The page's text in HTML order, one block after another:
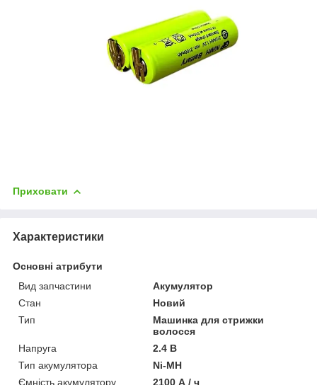
Приховати
Характеристики
Основні атрибути
Вид запчастини
Акумулятор
Стан
Новий
Тип
Машинка для стрижки
волосся
Напруга
2.4 В
Тип акумулятора
Ni-MH
Ємність акумулятору
2100 А / ч